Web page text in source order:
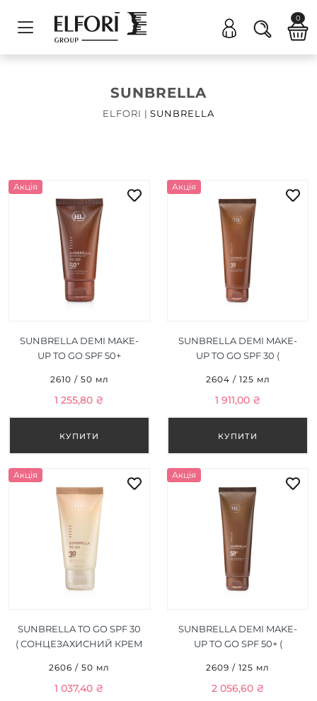
0
SUNBRELLA
ELFORI | SUNBRELLA
Акція
SUNBRELLA DEMI MAKE-
UP TO GO SPF 50+
З ТОНОМ SPF 50+
2610 / 50 мл
1 255,80 ₴
Акція
SUNBRELLA DEMI MAKE-
UP TO GO SPF 30 (
З ТОНОМ ) 125 МЛ
2604 / 125 мл
1 911,00 ₴
Акція
SUNBRELLA TO GO SPF 30
( СОНЦЕЗАХИСНИЙ КРЕМ
2606 / 50 мл
1 037,40 ₴
Акція
SUNBRELLA DEMI MAKE-
UP TO GO SPF 50+ (
З ТОНОМ ) 125 МЛ
2609 / 125 мл
2 056,60 ₴